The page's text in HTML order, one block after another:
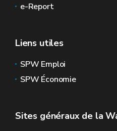
e-Report
Liens utiles
SPW Emploi
SPW Économie
Sites généraux de la